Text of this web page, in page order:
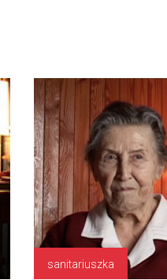
sanitariuszka